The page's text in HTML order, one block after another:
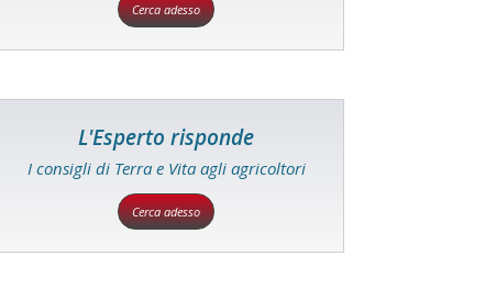
Cerca adesso
L'Esperto risponde
I consigli di Terra e Vita agli agricoltori
Cerca adesso